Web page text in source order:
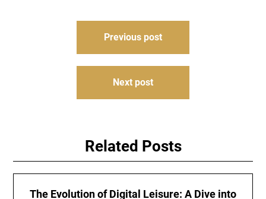
Previous post
Next post
Related Posts
The Evolution of Digital Leisure: A Dive into